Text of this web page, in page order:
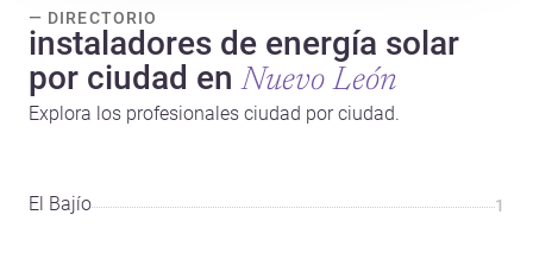
— DIRECTORIO
instaladores de energía solar
por ciudad en Nuevo León
Explora los profesionales ciudad por ciudad.
El Bajío 1